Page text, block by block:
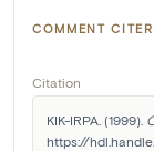
COMMENT CITER
Citation
KIK-IRPA. (1999).
https://